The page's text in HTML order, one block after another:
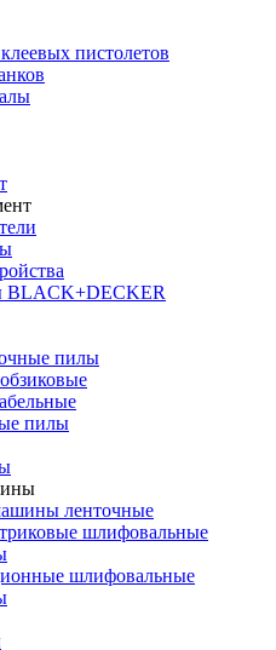
пистолетов
BLACK+DECKER
пилы
пилы
ленточные
шлифовальные
шлифовальные